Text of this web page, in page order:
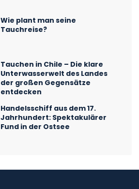
Wie plant man seine
Tauchreise?
Tauchen in Chile – Die klare
Unterwasserwelt des Landes
der großen Gegensätze
entdecken
Handelsschiff aus dem 17.
Jahrhundert: Spektakulärer
Fund in der Ostsee